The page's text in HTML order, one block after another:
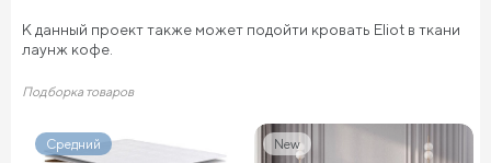
К данный проект также может подойти кровать Eliot в ткани
лаунж кофе.
Подборка товаров
Средний
New